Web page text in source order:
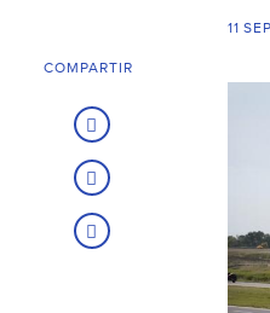
11
COMPARTIR